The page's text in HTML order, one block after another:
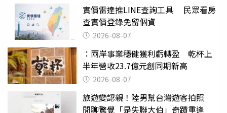
實價雷達推LINE查詢工具 民眾看房
查實價登錄免留個資
2026-08-07
：兩岸事業穩健獲利虧轉盈 乾杯上
半年營收23.7億元創同期新高
2026-08-07
旅遊變認親！陸男幫台灣遊客拍照
閒聊驚覺「是失聯大伯」奇蹟重逢